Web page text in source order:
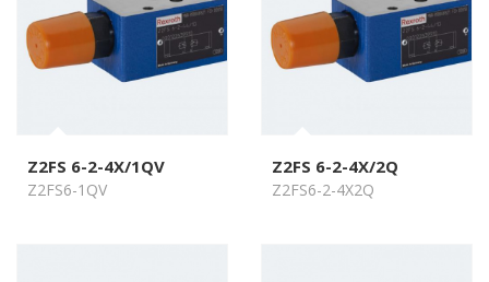
Z2FS 6-2-4X/1QV
Z2FS6-1QV
Z2FS 6-2-4X/2Q
Z2FS6-2-4X2Q